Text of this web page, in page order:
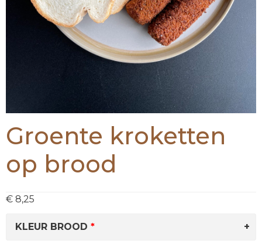
Groente kroketten
op brood
€ 8,25
KLEUR BROOD